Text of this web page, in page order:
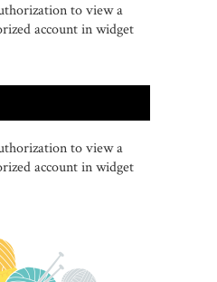
to view a
account in widget
to view a
account in widget